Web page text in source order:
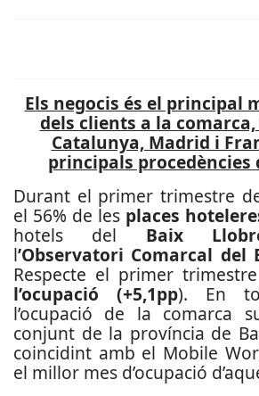
Els negocis és el principal
dels clients a la
Catalunya, Madrid i
principals procedències
Durant el primer trimestre de
el 56% de les places
hotels del Baix
l’Observatori Comarcal del
Respecte el primer
l’ocupació (+5,1pp). En
l’ocupació de la comarca
conjunt de la província de
coincidint amb el Mobile
el millor mes d’ocupació